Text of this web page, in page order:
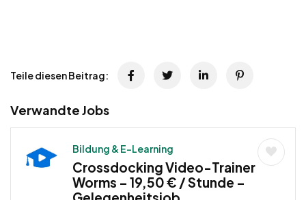
Teile diesen Beitrag:
Verwandte Jobs
Bildung & E-Learning
Crossdocking Video-Trainer
Worms – 19,50 € / Stunde –